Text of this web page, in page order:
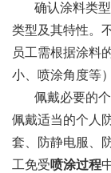
确认涂料类
类型及其特性。
员工需根据涂料
小、喷涂角度等）
佩戴必要的
佩戴适当的个人
套、防静电服、
工免受喷涂过程